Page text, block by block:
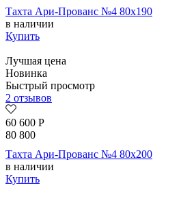
Тахта Ари-Прованс №4 80х190
в наличии
Купить
Лучшая цена
Новинка
Быстрый просмотр
2 отзывов
60 600 Р
80 800
Тахта Ари-Прованс №4 80х200
в наличии
Купить